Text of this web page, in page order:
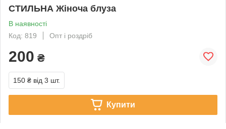
СТИЛЬНА Жіноча блуза
В наявності
Код: 819
Опт і роздріб
200 ₴
150 ₴ від 3 шт.
Купити